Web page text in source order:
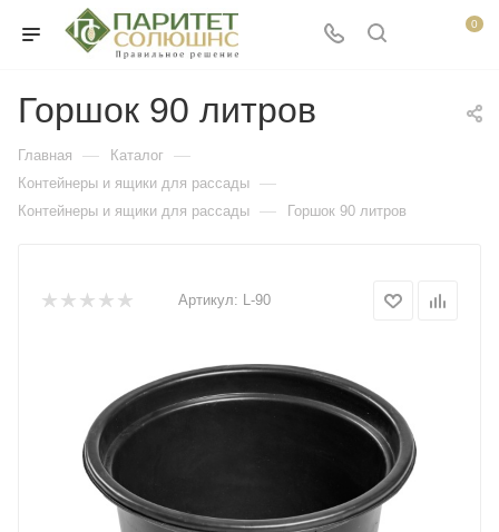
0
Горшок 90 литров
Главная — Каталог —
Контейнеры и ящики для рассады —
Контейнеры и ящики для рассады — Горшок 90 литров
Артикул: L-90